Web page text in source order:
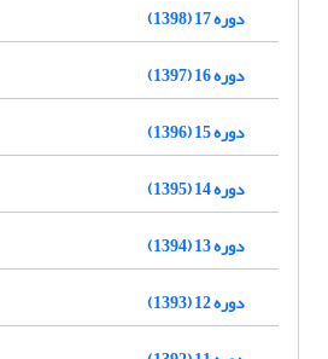
دوره 17 (1398)
دوره 16 (1397)
دوره 15 (1396)
دوره 14 (1395)
دوره 13 (1394)
دوره 12 (1393)